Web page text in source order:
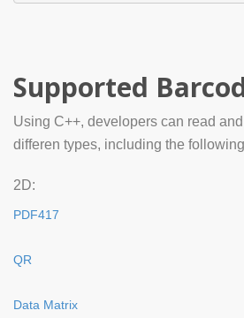
Supported
Using C++, developers can read
differen types, including the
2D:
PDF417
QR
Data Matrix